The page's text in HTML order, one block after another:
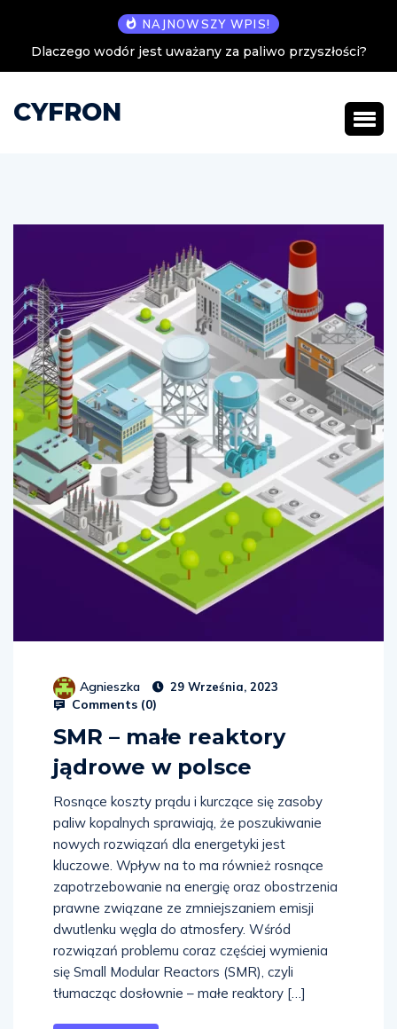
NAJNOWSZY WPIS!
Dlaczego wodór jest uważany za paliwo przyszłości?
CYFRON
Agnieszka 29 Września, 2023
Comments (0)
SMR – małe reaktory
jądrowe w polsce
Rosnące koszty prądu i kurczące się zasoby
paliw kopalnych sprawiają, że poszukiwanie
nowych rozwiązań dla energetyki jest
kluczowe. Wpływ na to ma również rosnące
zapotrzebowanie na energię oraz obostrzenia
prawne związane ze zmniejszaniem emisji
dwutlenku węgla do atmosfery. Wśród
rozwiązań problemu coraz częściej wymienia
się Small Modular Reactors (SMR), czyli
tłumacząc dosłownie – małe reaktory […]